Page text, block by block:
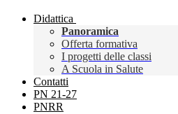
Didattica
Panoramica
Offerta formativa
I progetti delle classi
A Scuola in Salute
Contatti
PN 21-27
PNRR